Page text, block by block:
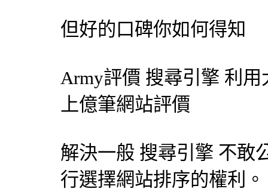
但好的口碑你如何得知
Army評價 搜尋引擎 利用
上億筆網站評價
解決一般 搜尋引擎 不敢
行選擇網站排序的權利。